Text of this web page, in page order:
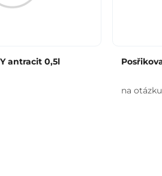
antracit 0,5l
na otázku